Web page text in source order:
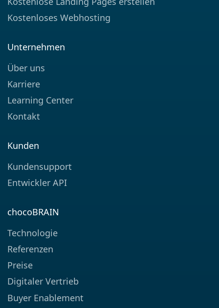
Kostenloses Webhosting
Unternehmen
Über uns
Karriere
Learning Center
Kontakt
Kunden
Kundensupport
Entwickler API
chocoBRAIN
Technologie
Referenzen
Preise
Digitaler Vertrieb
Buyer Enablement